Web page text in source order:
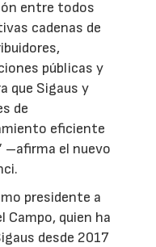
entre todos
cadenas de
públicas y
que Sigaus y
de
eficiente
–afirma el nuevo
presidente a
Campo, quien ha
desde 2017